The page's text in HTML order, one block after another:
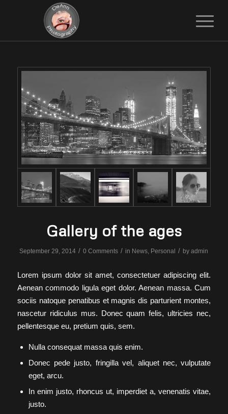
Gallery of the ages
September 29, 2014 / 0 Comments / in News, Personal / byadmin
Lorem ipsum dolor sit amet, consectetuer adipiscing elit.
Aenean commodo ligula eget dolor. Aenean massa. Cum
sociis natoque penatibus et magnis dis parturient montes,
nascetur ridiculus mus. Donec quam felis, ultricies nec,
pellentesque eu, pretium quis, sem.
Nulla consequat massa quis enim.
Donec pede justo, fringilla vel, aliquet nec, vulputate
eget, arcu.
In enim justo, rhoncus ut, imperdiet a, venenatis vitae,
justo.